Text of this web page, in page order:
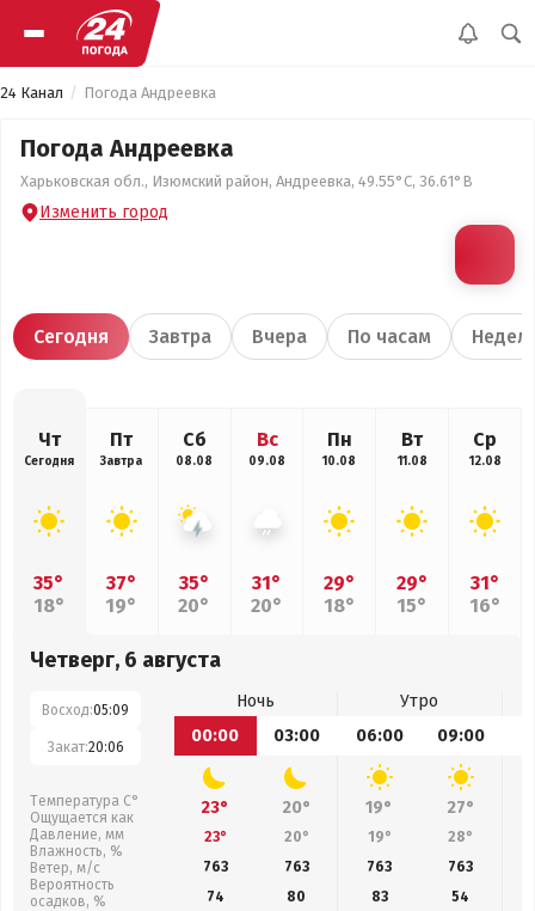
24 Канал Погода Андреевка
Погода Андреевка
Харьковская обл., Изюмский район, Андреевка, 49.55°С, 36.61°В
Изменить город
Сегодня Завтра Вчера По часам
Чт
Сегодня
35°
18°
Пт
Завтра
37°
19°
Сб
08.08
35°
20°
Вс
09.08
31°
20°
Пн
10.08
29°
18°
Вт
11.08
29°
15°
Ср
12.08
31°
16°
Четверг, 6 августа
Восход:05:09
Закат:20:06
Температура С°
Ощущается как
Давление, мм
Влажность, %
Ветер, м/с
Вероятность
осадков, %
Ночь
Утро
00:00
03:00 06:00 09:00
23° 20° 19° 27°
23° 20° 19° 28°
763
763 763 763
74
80 83
54